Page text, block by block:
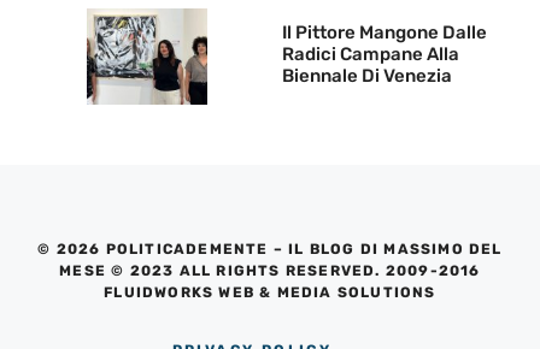
Il Pittore Mangone Dalle
Radici Campane Alla
Biennale Di Venezia
© 2026 POLITICADEMENTE – IL BLOG DI MASSIMO DEL
MESE © 2023 ALL RIGHTS RESERVED. 2009-2016
FLUIDWORKS WEB & MEDIA SOLUTIONS